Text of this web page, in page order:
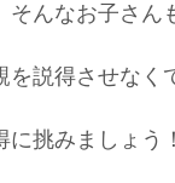
んなお子さん
説得させなく
挑みましょう！